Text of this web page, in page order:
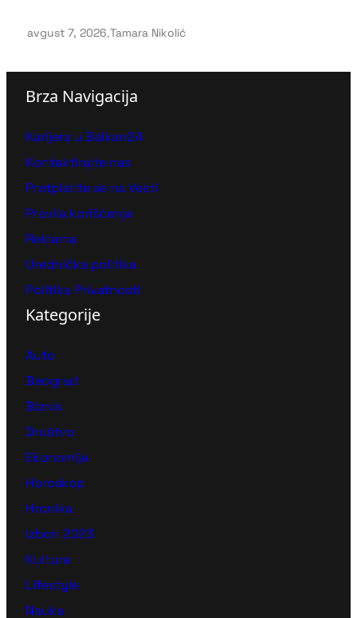
avgust 7, 2026.Tamara Nikolić
Brza Navigacija
Karijera u Balkan24
Kontaktirajte nas
Pretplatite se na Vesti
Pravila korišćenja
Reklama
Urednička politika
Politika Privatnosti
Kategorije
Auto
Beograd
Biznis
Društvo
Ekonomija
Horoskop
Hronika
Izbori 2023
Kultura
Lifestyle
Nauka